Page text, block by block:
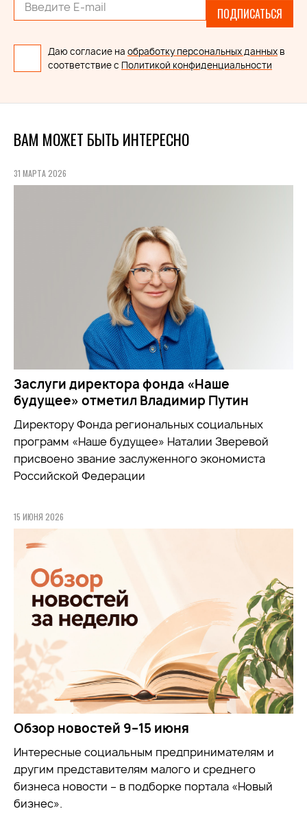
ПОДПИСАТЬСЯ
Даю согласие на обработку персональных данных в
соответствие с Политикой конфиденциальности
ВАМ МОЖЕТ БЫТЬ ИНТЕРЕСНО
31 МАРТА 2026
Заслуги директора фонда «Наше
будущее» отметил Владимир Путин
Директору Фонда региональных социальных
программ «Наше будущее» Наталии Зверевой
присвоено звание заслуженного экономиста
Российской Федерации
15 ИЮНЯ 2026
Обзор новостей 9–15 июня
Интересные социальным предпринимателям и
другим представителям малого и среднего
бизнеса новости – в подборке портала «Новый
бизнес».